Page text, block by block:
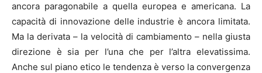
ancora paragonabile a quella europea e americana. La
capacità di innovazione delle industrie è ancora limitata.
Ma la derivata – la velocità di cambiamento – nella giusta
direzione è sia per l’una che per l’altra elevatissima.
Anche sul piano etico le tendenza è verso la convergenza